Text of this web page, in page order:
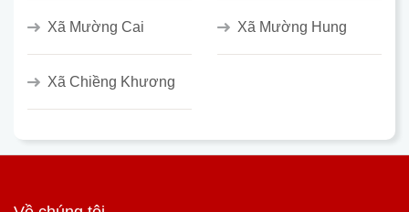
Xã Mường Cai Xã Mường Hung
Xã Chiềng Khương